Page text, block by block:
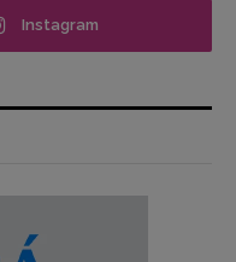
Instagram